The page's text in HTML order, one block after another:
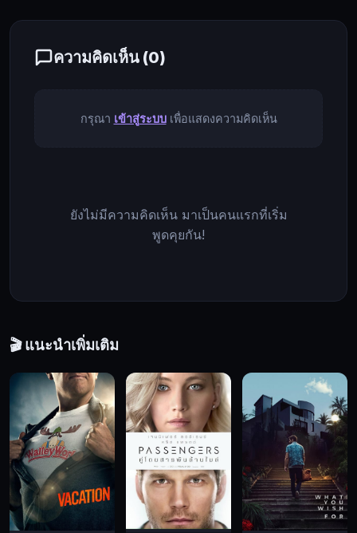
กัน
โดย
แม่
วางแผน
โซ
ท่ามกลาง
ความ
โกลาหล
เกิด
ความคิดเห็น (0)
กรุณา เข้าสู่ระบบเพื่อแสดงความคิดเห็น
ยังไม่มีความคิดเห็น มาเป็นคนแรกที่เริ่ม
พูดคุยกัน!
🎬 แนะนำเพิ่มเติม